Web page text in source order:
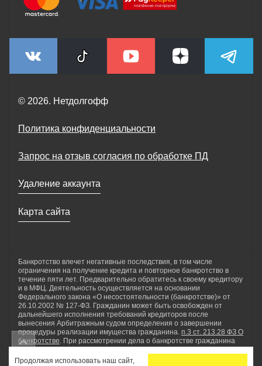
Продолжая использовать наш сайт,
© 2026. Нетдолгофф
Политика конфиденциальности
Запрос на отзыв согласия по обработке ПД
Удаление аккаунта
Карта сайта
Банкротство влечет негативные последствия, в том числе
ограничения на получение кредита и повторное банкротство в
течение пяти лет. Предварительно обратитесь к своему кредитору
и в МФЦ. Деятельность осуществляется на основании
Федерального закона «О несостоятельности (банкротстве)» от
26.10.2002 № 127-ФЗ. Гражданин может быть освобожден от
дальнейшего исполнения требований кредиторов после
вынесения Арбитражным судом определения о завершении
процедуры реализации имущества гражданина. п.3 ст. 213.28 ФЗ О
банкротстве. При рассмотрении дела о банкротстве гражданина
применяются реструктуризация долгов гражданина, реализация
имущества гражданина, мировое соглашение. ООО «Нетдолгофф»